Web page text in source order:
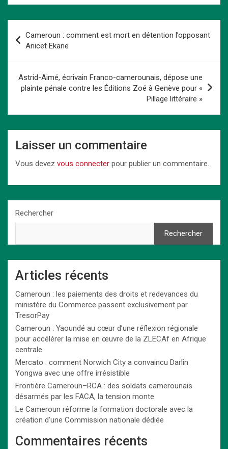
ce
o
o
k
st
d
o
n
ail er
t
at
A
p
p
ke
dI
n
py
Li
n
k
ta
er
de
l’article
Cameroun : comment est mort en détention l’opposant
Anicet Ekane
Astrid-Aimé, écrivain Franco-camerounais, dépose une
plainte pénale contre les Éditions Zoé à Genève pour «
Pillage littéraire »
Laisser un commentaire
Vous devez vous connecter pour publier un commentaire.
Rechercher
Rechercher
Articles récents
Cameroun : les paiements des droits et redevances du
ministère du Commerce passent exclusivement par
TresorPay
Cameroun : Yaoundé au cœur d’une réflexion régionale
pour accélérer la mise en œuvre de la ZLECAf en Afrique
centrale
Mercato : comment Norwich City a convaincu Darlin
Yongwa avec une offre irrésistible
Frontière Cameroun–RCA : des soldats camerounais
désarmés par les FACA, la tension monte
Le Cameroun réforme la formation doctorale avec la
création d’une Commission nationale dédiée
Commentaires récents